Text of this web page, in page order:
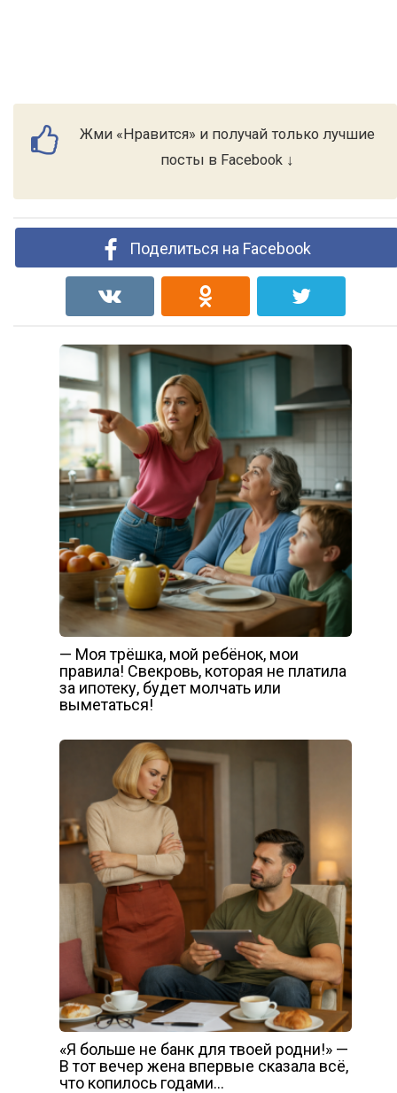
Жми «Нравится» и получай только лучшие
посты в Facebook ↓
Поделиться на Facebook
— Моя трёшка, мой ребёнок, мои
правила! Свекровь, которая не платила
за ипотеку, будет молчать или
выметаться!
«Я больше не банк для твоей родни!» —
В тот вечер жена впервые сказала всё,
что копилось годами…